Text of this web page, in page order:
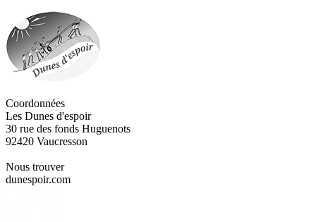
Coordonnées
Les Dunes d'espoir
30 rue des fonds Huguenots
92420 Vaucresson
Nous trouver
dunespoir.com